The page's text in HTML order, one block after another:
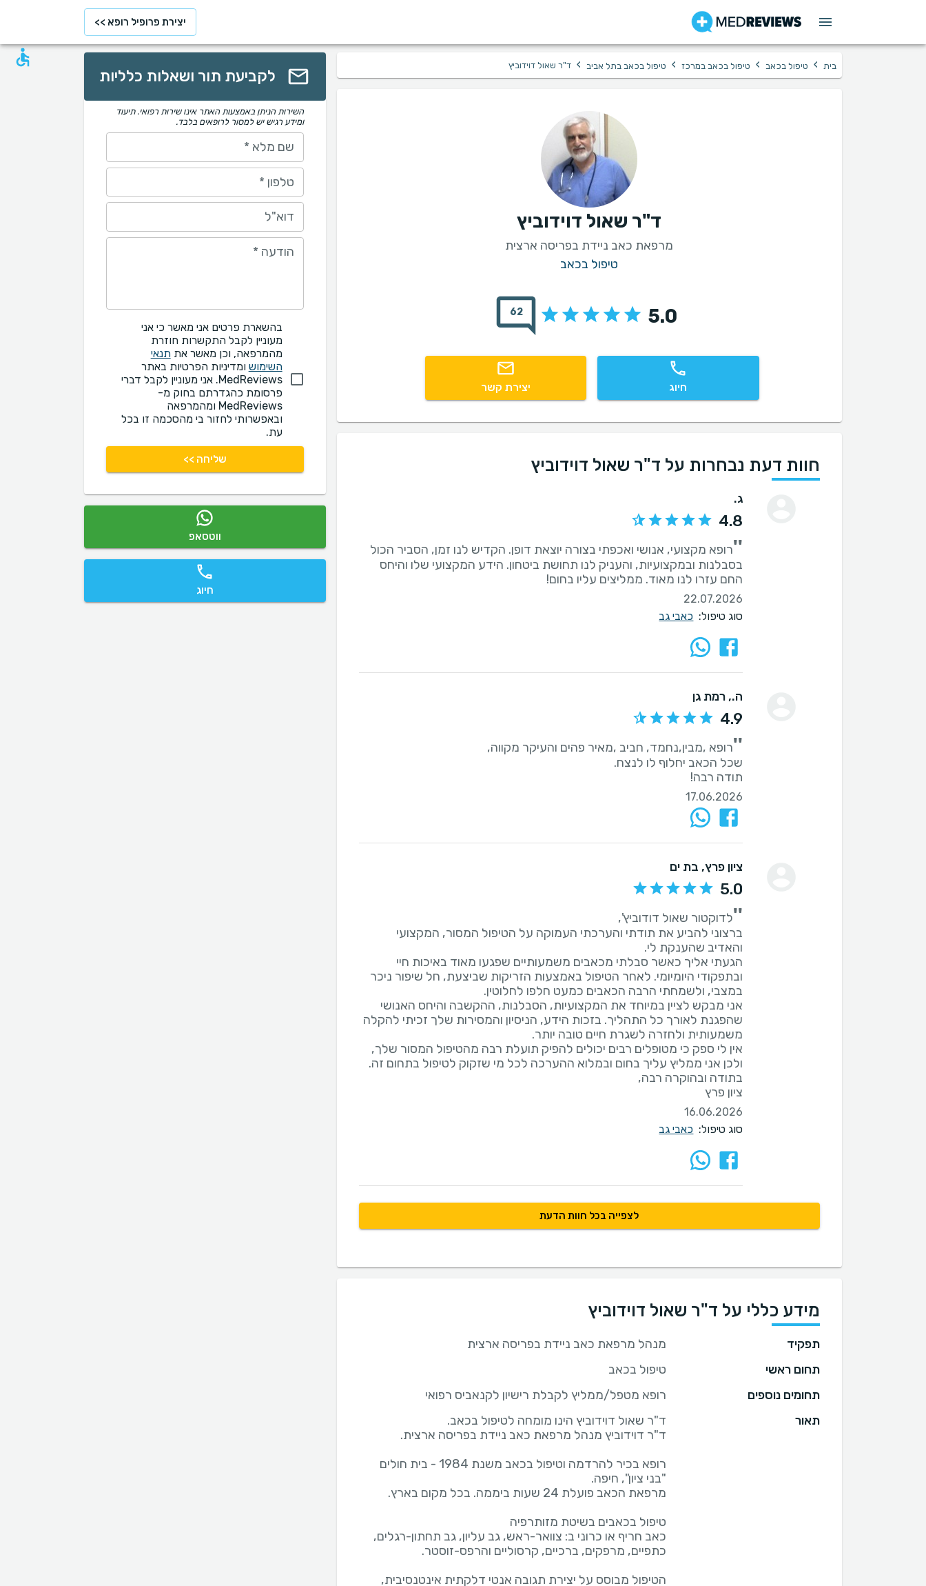
יצירת פרופיל רופא >>
בית › טיפול בכאב › טיפול בכאב במרכז › טיפול בכאב בתל אביב › ד"ר שאול דוידוביץ
ד"ר שאול דוידוביץ
מרפאת כאב ניידת בפריסה ארצית
טיפול בכאב
5.0
62
חיוג יצירת קשר
חוות דעת נבחרות על ד"ר שאול דוידוביץ
ג.
4.8
''רופא מקצועי, אנושי ואכפתי בצורה יוצאת דופן. הקדיש לנו זמן, הסביר הכול
בסבלנות ובמקצועיות, והעניק לנו תחושת ביטחון. הידע המקצועי שלו והיחס
החם עזרו לנו מאוד. ממליצים עליו בחום!
22.07.2026
סוג טיפול: כאבי גב
ה., רמת גן
4.9
''
תודה רבה!
17.06.2026
ציון פרץ, בת ים
5.0
''
ברצוני להביע את תודתי והערכתי העמוקה על הטיפול המסור, המקצועי
הגעתי אליך כאשר סבלתי מכאבים משמעותיים שפגעו מאוד באיכות חיי
ובתפקודי היומיומי. לאחר הטיפול באמצעות הזריקות שביצעת, חל שיפור ניכר
אני מבקש לציין במיוחד את המקצועיות, הסבלנות, ההקשבה והיחס האנושי
שהפגנת לאורך כל התהליך. בזכות הידע, הניסיון והמסירות שלך זכיתי להקלה
אין לי ספק כי מטופלים רבים יכולים להפיק תועלת רבה מהטיפול המסור שלך,
ציון פרץ
16.06.2026
סוג טיפול: כאבי גב
לצפייה בכל חוות הדעת
מידע כללי על ד"ר שאול דוידוביץ
תפקיד
מנהל מרפאת כאב ניידת בפריסה ארצית
תחום ראשי
טיפול בכאב
תחומים נוספים
רופא מטפל/ממליץ לקבלת רישיון לקנאביס רפואי
תאור
רופא בכיר להרדמה וטיפול בכאב משנת 1984 - בית חולים
כאב חריף או כרוני ב: צוואר-ראש, גב עליון, גב תחתון-רגלים,
לקביעת תור ושאלות כלליות
השירות הניתן באמצעות האתר אינו שירות רפואי. תיעוד
ומידע רגיש יש למסור לרופאים בלבד.
שם מלא *
טלפון *
דוא"ל
הודעה *
בהשארת פרטים אני מאשר כי אני
מעוניין לקבל התקשרות חוזרת
מהמרפאה, וכן מאשר אתתנאי
השימוש ומדיניות הפרטיות באתר
MedReviews. אני מעוניין לקבל דברי
פרסומת כהגדרתם בחוק מ-
MedReviews ומהמרפאה
ובאפשרותי לחזור בי מהסכמה זו בכל
עת.
שליחה >>
ווטסאפ
חיוג